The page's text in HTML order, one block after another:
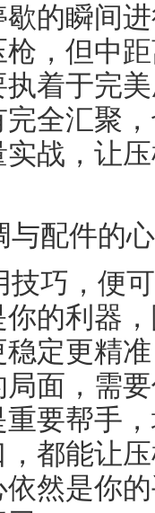
的瞬间
，但中
着于完
全汇聚
战，让
与配件的
技巧，便
的利器
定更精
面，需
要帮手
都能让
然是你